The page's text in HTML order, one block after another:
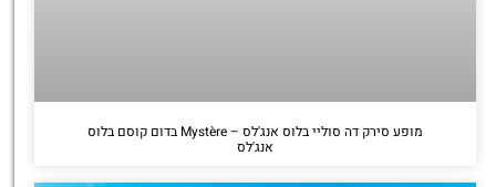
מופע סירק דה סוליי בלוס אנג'לס – Mystère בדום קוסם בלוס
אנג'לס